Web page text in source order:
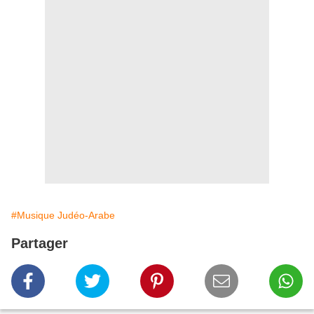
#Musique Judéo-Arabe
Partager